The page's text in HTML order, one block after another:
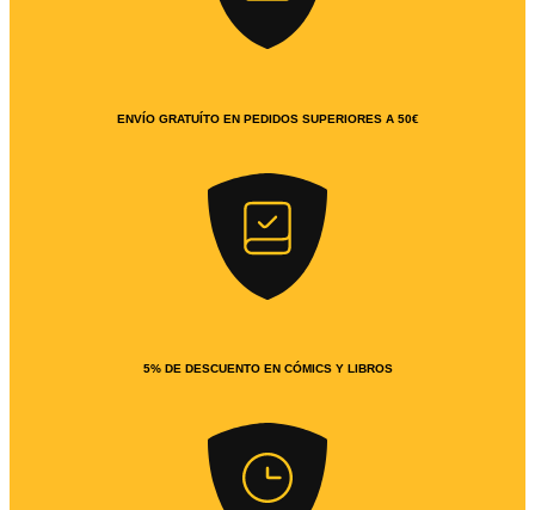
ENVÍO GRATUÍTO EN PEDIDOS SUPERIORES A 50€
5% DE DESCUENTO EN CÓMICS Y LIBROS